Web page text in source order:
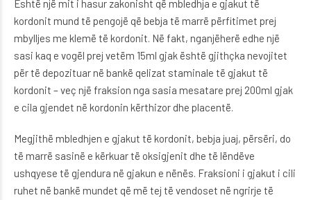
Është një mit i hasur zakonisht që mbledhja e gjakut të
kordonit mund të pengojë që bebja të marrë përfitimet prej
mbylljes me klemë të kordonit. Në fakt, nganjëherë edhe një
sasi kaq e vogël prej vetëm 15ml gjak është gjithçka nevojitet
për të depozituar në bankë qelizat staminale të gjakut të
kordonit – veç një fraksion nga sasia mesatare prej 200ml gjak
e cila gjendet në kordonin kërthizor dhe placentë.
Megjithë mbledhjen e gjakut të kordonit, bebja juaj, përsëri, do
të marrë sasinë e kërkuar të oksigjenit dhe të lëndëve
ushqyese të gjendura në gjakun e nënës. Fraksioni i gjakut i cili
ruhet në bankë mundet që më tej të vendoset në ngrirje të